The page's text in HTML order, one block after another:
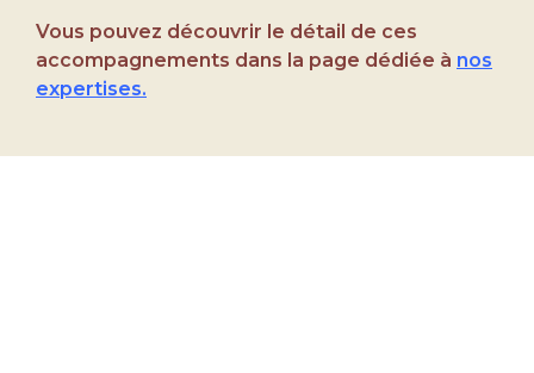
Vous pouvez découvrir le détail de ces
accompagnements dans la page dédiée à nos
expertises.